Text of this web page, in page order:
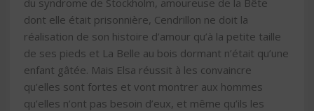
dont elle était prisonnière, Cendrillon ne doit la
réalisation de son histoire d’amour qu’à la petite taille
de ses pieds et La Belle au bois dormant n’était qu’une
enfant gâtée. Mais Elsa réussit à les convaincre
qu’elles sont fortes et vont montrer aux hommes
qu’elles n’ont pas besoin d’eux, et même qu’ils les